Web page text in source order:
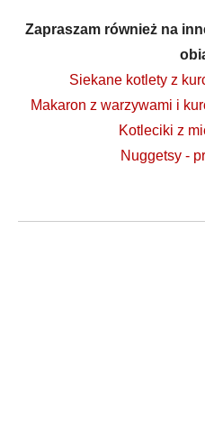
Zapraszam również na
Siekane kotlety z
Makaron z warzywami i
Kotleciki z
Nuggetsy -